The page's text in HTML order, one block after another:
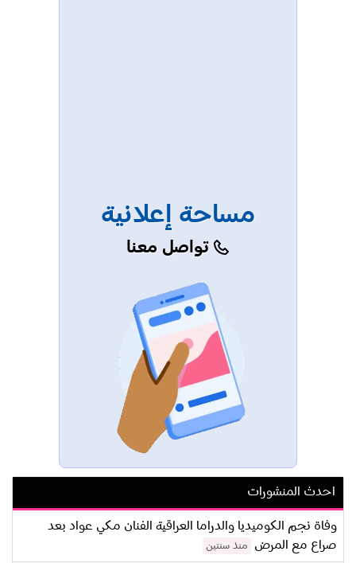
مساحة إعلانية
تواصل معنا
احدث المنشورات
وفاة نجم الكوميديا والدراما العراقية الفنان مكي عواد بعد
صراع مع المرض
منذ سنتين